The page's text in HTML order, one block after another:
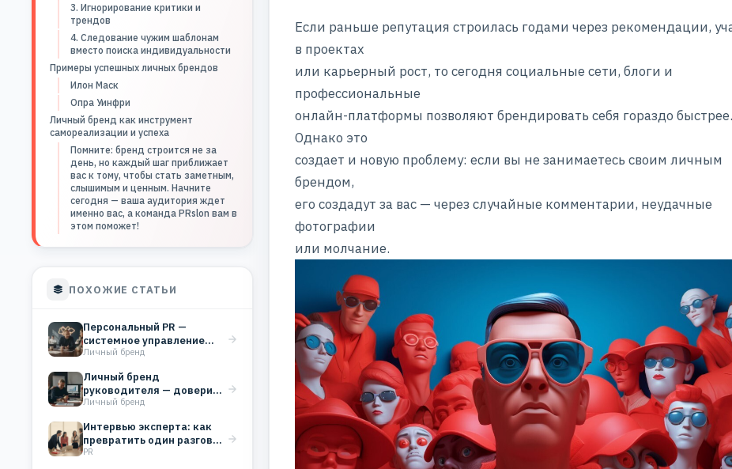
3. Игнорирование критики и
трендов
4. Следование чужим шаблонам
вместо поиска индивидуальности
Примеры успешных личных брендов
Илон Маск
Опра Уинфри
Личный бренд как инструмент
самореализации и успеха
Помните: бренд строится не за
день, но каждый шаг приближает
вас к тому, чтобы стать заметным,
слышимым и ценным. Начните
сегодня — ваша аудитория ждет
именно вас, а команда PRslon вам в
этом поможет!
ПОХОЖИЕ СТАТЬИ
Персональный PR —
системное управление
репутацией эксперта для
Личный бренд
Личный бренд
руководителя — доверие,
которое работает на
Личный бренд
Интервью эксперта: как
превратить один разговор
в системный PR
PR
Если раньше репутация строилась годами через рекомендации,
в проектах
или карьерный рост, то сегодня социальные сети, блоги и
профессиональные
онлайн-платформы позволяют брендировать себя гораздо быстрее.
Однако это
создает и новую проблему: если вы не занимаетесь своим личным
брендом,
его создадут за вас — через случайные комментарии, неудачные
фотографии
или молчание.